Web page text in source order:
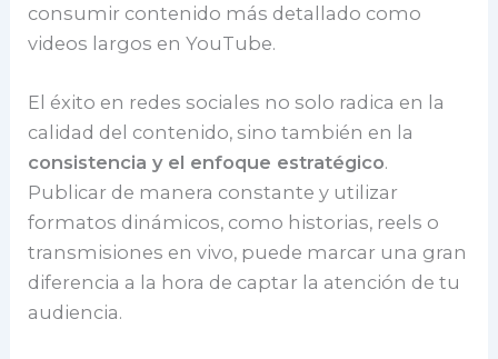
consumir contenido más detallado como
videos largos en YouTube.
El éxito en redes sociales no solo radica en la
calidad del contenido, sino también en la
consistencia y el enfoque estratégico.
Publicar de manera constante y utilizar
formatos dinámicos, como historias, reels o
transmisiones en vivo, puede marcar una gran
diferencia a la hora de captar la atención de tu
audiencia.